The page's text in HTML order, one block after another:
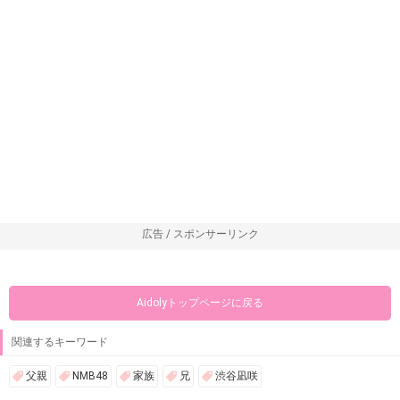
広告 / スポンサーリンク
Aidolyトップページに戻る
関連するキーワード
父親 NMB48 家族 兄 渋谷凪咲